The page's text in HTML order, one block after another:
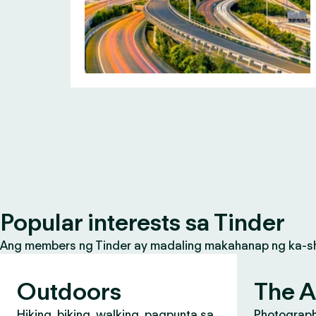
Popular interests sa Tinder
Ang members ng Tinder ay madaling makahanap ng
Outdoors The